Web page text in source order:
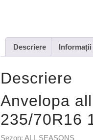
Descriere
Descriere
Anvelopa
235/70R16
Sezon: ALL SEASONS